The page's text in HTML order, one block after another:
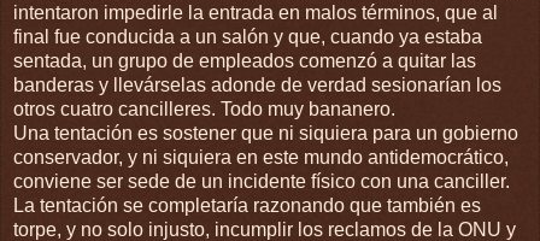
intentaron impedirle la entrada en malos términos, que al
final fue conducida a un salón y que, cuando ya estaba
sentada, un grupo de empleados comenzó a quitar las
banderas y llevárselas adonde de verdad sesionarían los
otros cuatro cancilleres. Todo muy bananero.
Una tentación es sostener que ni siquiera para un gobierno
conservador, y ni siquiera en este mundo antidemocrático,
conviene ser sede de un incidente físico con una canciller.
La tentación se completaría razonando que también es
torpe, y no solo injusto, incumplir los reclamos de la ONU y